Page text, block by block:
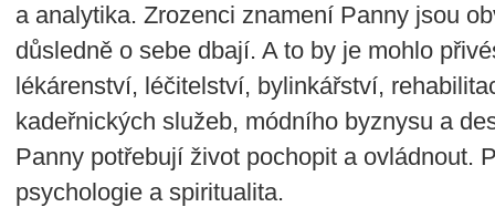
a analytika. Zrozenci znamení Panny jsou
důsledně o sebe dbají. A to by je mohlo
lékárenství, léčitelství, bylinkářství,
kadeřnických služeb, módního byznysu a
Panny potřebují život pochopit a ovládnout.
psychologie a spiritualita.